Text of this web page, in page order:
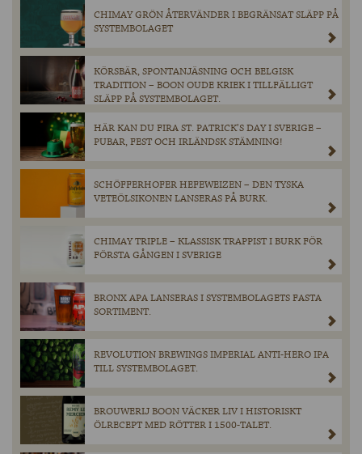
CHIMAY GRÖN ÅTERVÄNDER I BEGRÄNSAT SLÄPP PÅ
SYSTEMBOLAGET
KÖRSBÄR, SPONTANJÄSNING OCH BELGISK
TRADITION – BOON OUDE KRIEK I TILLFÄLLIGT
SLÄPP PÅ SYSTEMBOLAGET.
HÄR KAN DU FIRA ST. PATRICK’S DAY I SVERIGE –
PUBAR, FEST OCH IRLÄNDSK STÄMNING!
SCHÖFFERHOFER HEFEWEIZEN – DEN TYSKA
VETEÖLSIKONEN LANSERAS PÅ BURK.
CHIMAY TRIPLE – KLASSISK TRAPPIST I BURK FÖR
FÖRSTA GÅNGEN I SVERIGE
BRONX APA LANSERAS I SYSTEMBOLAGETS FASTA
SORTIMENT.
REVOLUTION BREWINGS IMPERIAL ANTI-HERO IPA
TILL SYSTEMBOLAGET.
BROUWERIJ BOON VÄCKER LIV I HISTORISKT
ÖLRECEPT MED RÖTTER I 1500-TALET.